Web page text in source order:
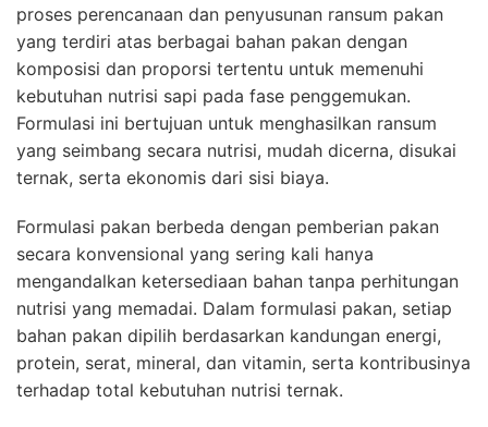
proses perencanaan dan penyusunan ransum pakan
yang terdiri atas berbagai bahan pakan dengan
komposisi dan proporsi tertentu untuk memenuhi
kebutuhan nutrisi sapi pada fase penggemukan.
Formulasi ini bertujuan untuk menghasilkan ransum
yang seimbang secara nutrisi, mudah dicerna, disukai
ternak, serta ekonomis dari sisi biaya.
Formulasi pakan berbeda dengan pemberian pakan
secara konvensional yang sering kali hanya
mengandalkan ketersediaan bahan tanpa perhitungan
nutrisi yang memadai. Dalam formulasi pakan, setiap
bahan pakan dipilih berdasarkan kandungan energi,
protein, serat, mineral, dan vitamin, serta kontribusinya
terhadap total kebutuhan nutrisi ternak.